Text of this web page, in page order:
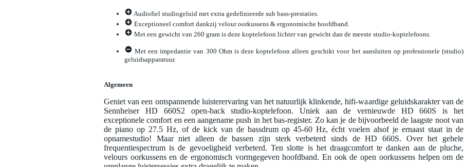
Audiofiel studiogeluid met extra gedefinieerde sub bass-prestaties.
Exceptioneel comfort dankzij velour oorkussens & ergonomische hoofdband.
Met een gewicht van 260 gram is deze koptelefoon lichter van gewicht dan de meeste studio-koptelefoons.
Met een impedantie van 300 Ohm is deze koptelefoon alleen geschikt voor het aansluiten op professionele (studio)
geluidsapparatuur.
Algemeen
Geniet van een ontspannende luisterervaring van het natuurlijk klinkende, hifi-waardige geluidskarakter van de
Sennheiser HD 660S2 open-back studio-koptelefoon. Uniek aan de vernieuwde HD 660S is het
exceptionele comfort en een aangename push in het bas-register. Zo kan je de bijvoorbeeld de laagste noot van
de piano op 27.5 Hz, of de kick van de bassdrum op 45-60 Hz, écht voelen alsof je ernaast staat in de
opnamestudio! Maar niet alleen de bassen zijn sterk verbeterd sinds de HD 660S. Over het gehele
frequentiespectrum is de gevoeligheid verbeterd. Ten slotte is het draagcomfort te danken aan de pluche,
velours oorkussens en de ergonomisch vormgegeven hoofdband. En ook de open oorkussens helpen om de